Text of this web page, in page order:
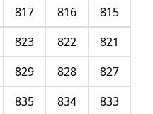
815
816
817
821
822
823
827
828
829
833
834
835